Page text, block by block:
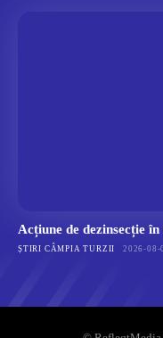
Acțiune de dezinsecție
ȘTIRI CÂMPIA TURZII 2026-08-